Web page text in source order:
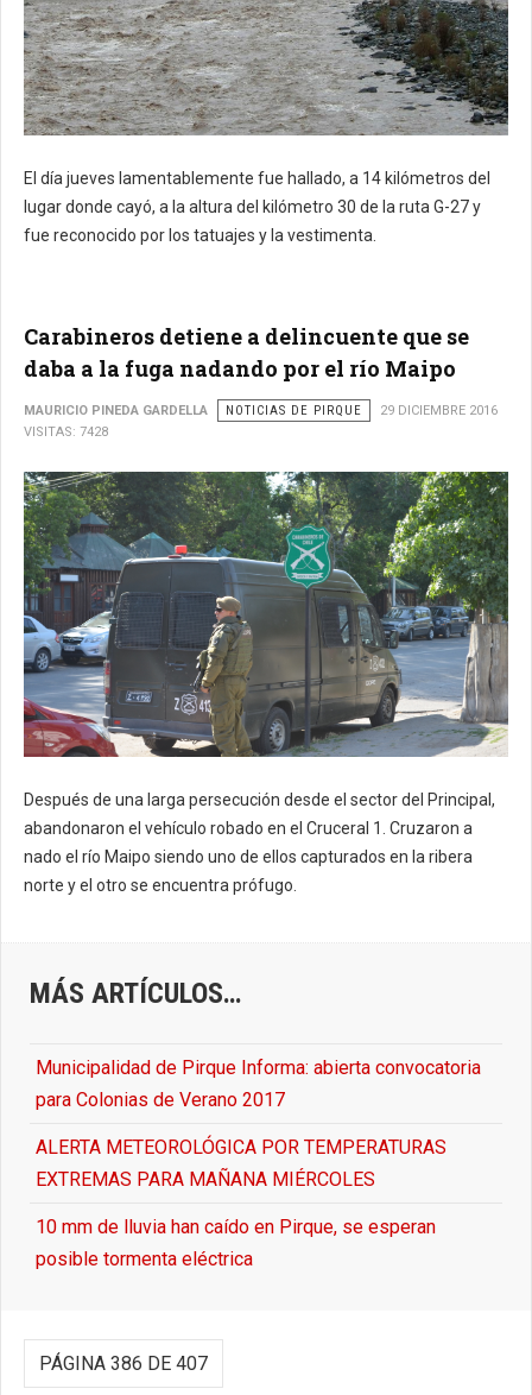
El día jueves lamentablemente fue hallado, a 14 kilómetros del
lugar donde cayó, a la altura del kilómetro 30 de la ruta G-27 y
fue reconocido por los tatuajes y la vestimenta.
Carabineros detiene a delincuente que se
daba a la fuga nadando por el río Maipo
MAURICIO PINEDA GARDELLA NOTICIAS DE PIRQUE
29 DICIEMBRE 2016
VISITAS: 7428
Después de una larga persecución desde el sector del Principal,
abandonaron el vehículo robado en el Cruceral 1. Cruzaron a
nado el río Maipo siendo uno de ellos capturados en la ribera
norte y el otro se encuentra prófugo.
MÁS ARTÍCULOS…
Municipalidad de Pirque Informa: abierta convocatoria
para Colonias de Verano 2017
ALERTA METEOROLÓGICA POR TEMPERATURAS
EXTREMAS PARA MAÑANA MIÉRCOLES
10 mm de lluvia han caído en Pirque, se esperan
posible tormenta eléctrica
PÁGINA 386 DE 407